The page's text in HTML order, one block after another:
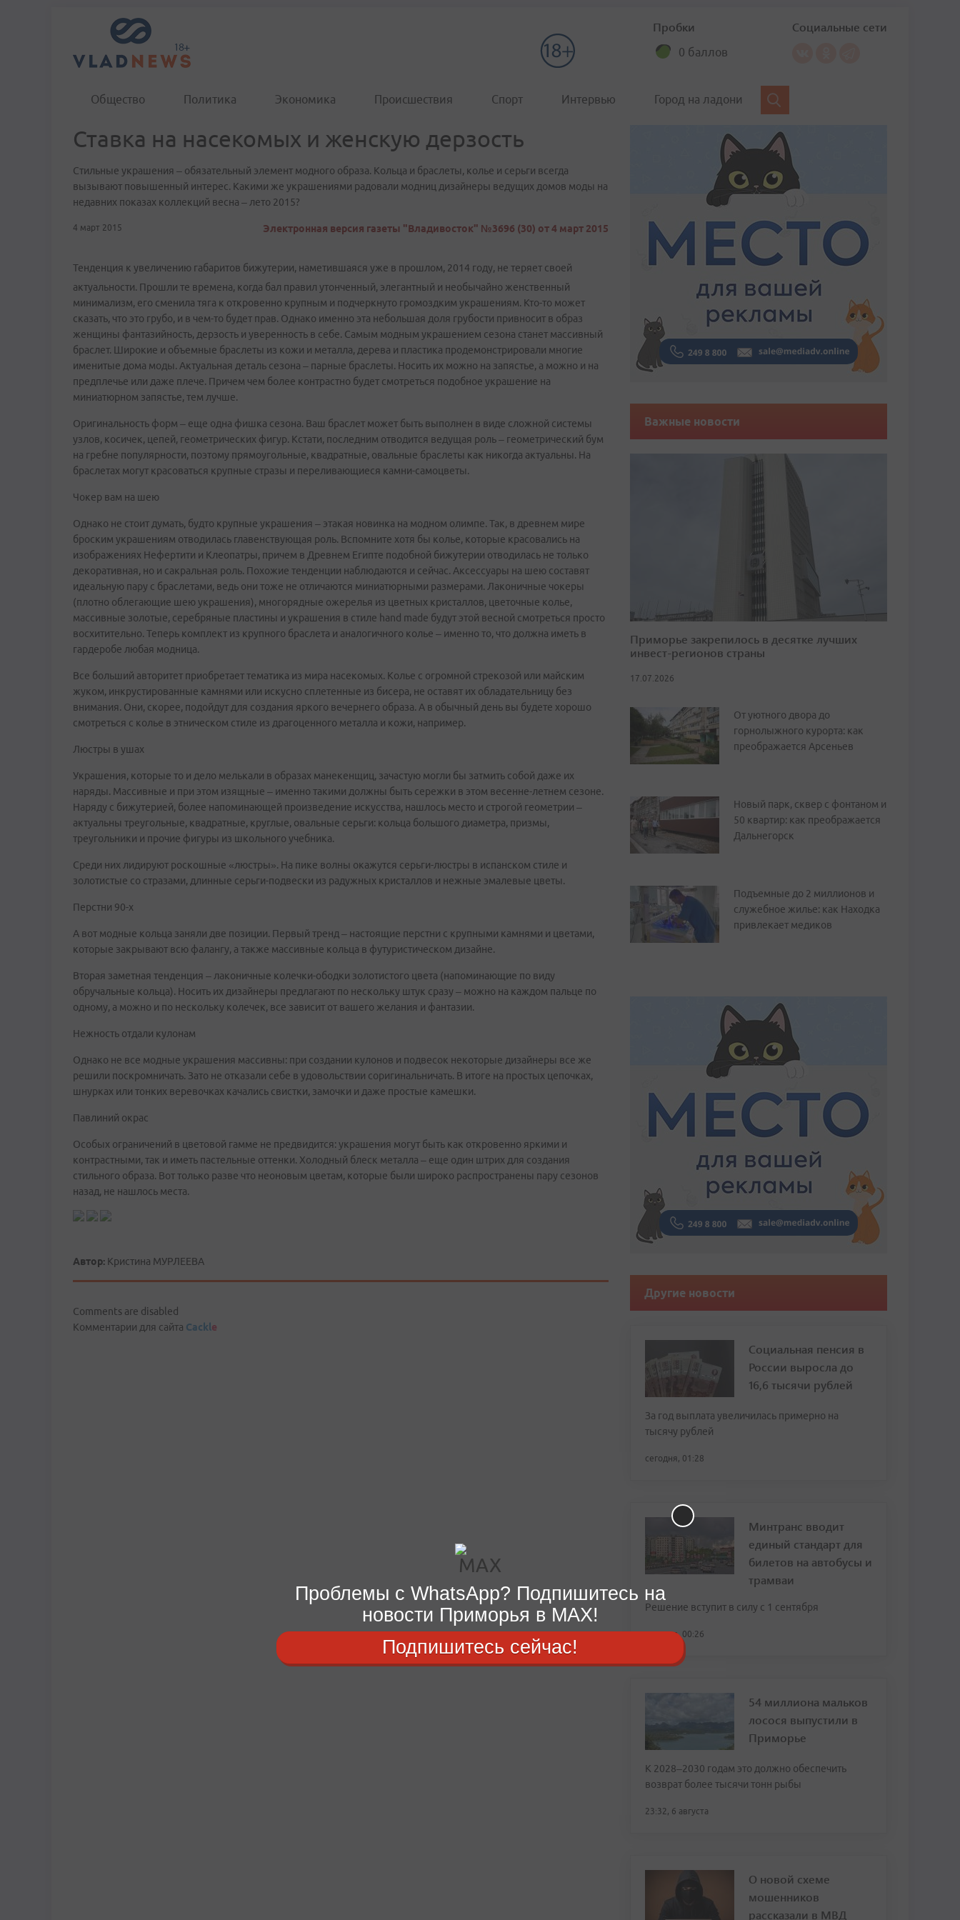
Пробки
0 баллов
Социальные сети
Общество Политика Экономика Происшествия Спорт Интервью Город на ладони
​Ставка на насекомых и женскую дерзость
Стильные украшения – обязательный элемент модного образа. Кольца и браслеты, колье и серьги всегда
вызывают повышенный интерес. Какими же украшениями радовали модниц дизайнеры ведущих домов моды на
недавних показах коллекций весна – лето 2015?
4 март 2015 Электронная версия газеты "Владивосток" №3696 (30) от 4 март 2015
Тенденция к увеличению габаритов бижутерии, наметившаяся уже в прошлом, 2014 году, не теряет своей
актуальности. Прошли те времена, когда бал правил утонченный, элегантный и необычайно женственный
минимализм, его сменила тяга к откровенно крупным и подчеркнуто громоздким украшениям. Кто-то может
сказать, что это грубо, и в чем-то будет прав. Однако именно эта небольшая доля грубости привносит в образ
женщины фантазийность, дерзость и уверенность в себе. Самым модным украшением сезона станет массивный
браслет. Широкие и объемные браслеты из кожи и металла, дерева и пластика продемонстрировали многие
именитые дома моды. Актуальная деталь сезона – парные браслеты. Носить их можно на запястье, а можно и на
предплечье или даже плече. Причем чем более контрастно будет смотреться подобное украшение на
миниатюрном запястье, тем лучше.
Оригинальность форм – еще одна фишка сезона. Ваш браслет может быть выполнен в виде сложной системы
узлов, косичек, цепей, геометрических фигур. Кстати, последним отводится ведущая роль – геометрический бум
на гребне популярности, поэтому прямоугольные, квадратные, овальные браслеты как никогда актуальны. На
браслетах могут красоваться крупные стразы и переливающиеся камни-самоцветы.
Чокер вам на шею
Однако не стоит думать, будто крупные украшения – этакая новинка на модном олимпе. Так, в древнем мире
броским украшениям отводилась главенствующая роль. Вспомните хотя бы колье, которые красовались на
изображениях Нефертити и Клеопатры, причем в Древнем Египте подобной бижутерии отводилась не только
декоративная, но и сакральная роль. Похожие тенденции наблюдаются и сейчас. Аксессуары на шею составят
идеальную пару с браслетами, ведь они тоже не отличаются миниатюрными размерами. Лаконичные чокеры
(плотно облегающие шею украшения), многорядные ожерелья из цветных кристаллов, цветочные колье,
массивные золотые, серебряные пластины и украшения в стиле hand made будут этой весной смотреться просто
восхитительно. Теперь комплект из крупного браслета и аналогичного колье – именно то, что должна иметь в
гардеробе любая модница.
Все больший авторитет приобретает тематика из мира насекомых. Колье с огромной стрекозой или майским
жуком, инкрустированные камнями или искусно сплетенные из бисера, не оставят их обладательницу без
внимания. Они, скорее, подойдут для создания яркого вечернего образа. А в обычный день вы будете хорошо
смотреться с колье в этническом стиле из драгоценного металла и кожи, например.
Люстры в ушах
Украшения, которые то и дело мелькали в образах манекенщиц, зачастую могли бы затмить собой даже их
наряды. Массивные и при этом изящные – именно такими должны быть сережки в этом весенне-летнем сезоне.
Наряду с бижутерией, более напоминающей произведение искусства, нашлось место и строгой геометрии –
актуальны треугольные, квадратные, круглые, овальные серьги: кольца большого диаметра, призмы,
треугольники и прочие фигуры из школьного учебника.
Среди них лидируют роскошные «люстры». На пике волны окажутся серьги-люстры в испанском стиле и
золотистые со стразами, длинные серьги-подвески из радужных кристаллов и нежные эмалевые цветы.
Перстни 90-х
А вот модные кольца заняли две позиции. Первый тренд – настоящие перстни с крупными камнями и цветами,
которые закрывают всю фалангу, а также массивные кольца в футуристическом дизайне.
Вторая заметная тенденция – лаконичные колечки-ободки золотистого цвета (напоминающие по виду
обручальные кольца). Носить их дизайнеры предлагают по нескольку штук сразу – можно на каждом пальце по
одному, а можно и по нескольку колечек, все зависит от вашего желания и фантазии.
Нежность отдали кулонам
Однако не все модные украшения массивны: при создании кулонов и подвесок некоторые дизайнеры все же
решили поскромничать. Зато не отказали себе в удовольствии соригинальничать. В итоге на простых цепочках,
шнурках или тонких веревочках качались свистки, замочки и даже простые камешки.
Павлиний окрас
Особых ограничений в цветовой гамме не предвидится: украшения могут быть как откровенно яркими и
контрастными, так и иметь пастельные оттенки. Холодный блеск металла – еще один штрих для создания
стильного образа. Вот только разве что неоновым цветам, которые были широко распространены пару сезонов
назад, не нашлось места.
Автор: Кристина МУРЛЕЕВА
Comments are disabled
Комментарии для сайта Cackle
Важные новости
Приморье закрепилось в десятке лучших
инвест-регионов страны
17.07.2026
От уютного двора до
горнолыжного курорта: как
преображается Арсеньев
Новый парк, сквер с фонтаном и
50 квартир: как преображается
Дальнегорск
Подъемные до 2 миллионов и
служебное жилье: как Находка
привлекает медиков
Другие новости
Социальная пенсия в
России выросла до
16,6 тысячи рублей
За год выплата увеличилась примерно на
тысячу рублей
сегодня, 01:28
Минтранс вводит
единый стандарт для
билетов на автобусы и
трамваи
Решение вступит в силу с 1 сентября
сегодня, 00:26
54 миллиона мальков
лосося выпустили в
Приморье
К 2028–2030 годам это должно обеспечить
возврат более тысячи тонн рыбы
23:32, 6 августа
О новой схеме
мошенников
рассказали в МВД
Проблемы с WhatsApp? Подпишитесь на
новости Приморья в MAX!
Подпишитесь сейчас!